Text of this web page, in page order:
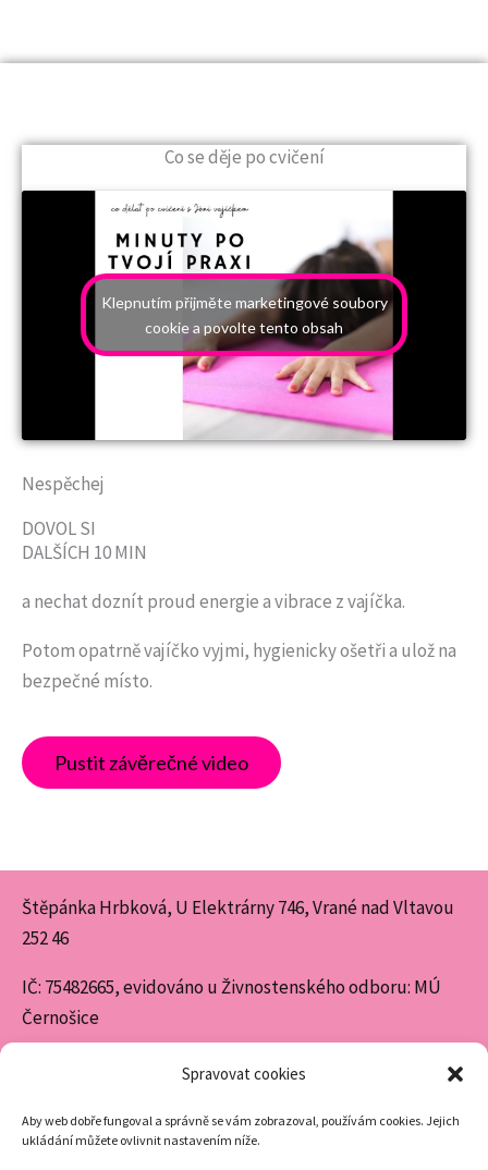
Spravovat cookies
Aby web dobře fungoval a správně se vám zobrazoval, používám cookies. Jejich
ukládání můžete ovlivnit nastavením níže.
Co se děje po cvičení
Klepnutím přijměte marketingové soubory
cookie a povolte tento obsah
Nespěchej
DOVOL SI
DALŠÍCH 10 MIN
a nechat doznít proud energie a vibrace z vajíčka.
Potom opatrně vajíčko vyjmi, hygienicky ošetři a ulož na
bezpečné místo.
Pustit závěrečné video
Štěpánka Hrbková, U Elektrárny 746, Vrané nad Vltavou
252 46
IČ: 75482665, evidováno u Živnostenského odboru: MÚ
Černošice